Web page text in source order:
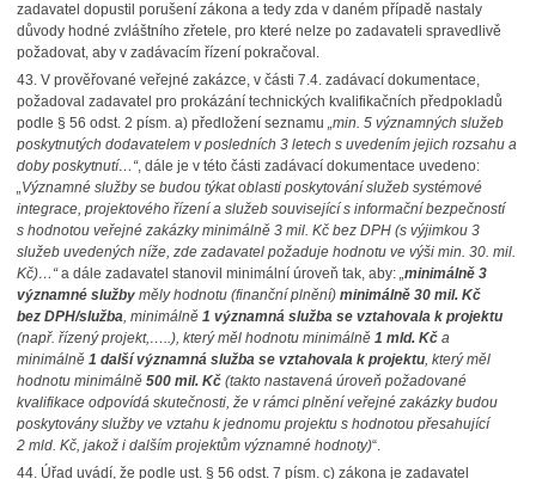
zadavatel dopustil porušení zákona a tedy zda v daném případě nastaly
důvody hodné zvláštního zřetele, pro které nelze po zadavateli spravedlivě
požadovat, aby v zadávacím řízení pokračoval.
43. V prověřované veřejné zakázce, v části 7.4. zadávací dokumentace,
požadoval zadavatel pro prokázání technických kvalifikačních předpokladů
podle § 56 odst. 2 písm. a) předložení seznamu „min. 5 významných služeb
poskytnutých dodavatelem v posledních 3 letech s uvedením jejich rozsahu a
doby poskytnutí…“, dále je v této části zadávací dokumentace uvedeno:
„Významné služby se budou týkat oblasti poskytování služeb systémové
integrace, projektového řízení a služeb související s informační bezpečností
s hodnotou veřejné zakázky minimálně 3 mil. Kč bez DPH (s výjimkou 3
služeb uvedených níže, zde zadavatel požaduje hodnotu ve výši min. 30. mil.
Kč)…“a dále zadavatel stanovil minimální úroveň tak, aby: „minimálně 3
významné službyměly hodnotu (finanční plnění) minimálně 30 mil. Kč
bez DPH/služba, minimálně 1 významná služba se vztahovala k projektu
(např. řízený projekt,…..), který měl hodnotu minimálně 1 mld. Kča
minimálně 1 další významná služba se vztahovala k projektu, který měl
hodnotu minimálně 500 mil. Kč(takto nastavená úroveň požadované
kvalifikace odpovídá skutečnosti, že v rámci plnění veřejné zakázky budou
poskytovány služby ve vztahu k jednomu projektu s hodnotou přesahující
2 mld. Kč, jakož i dalším projektům významné hodnoty)“.
44. Úřad uvádí, že podle ust. § 56 odst. 7 písm. c) zákona je zadavatel